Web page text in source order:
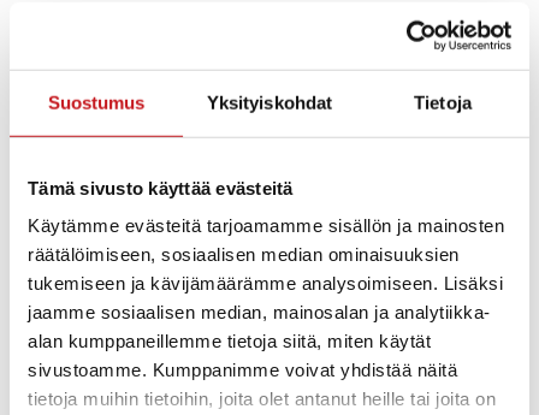
Suostumus Yksityiskohdat Tietoja
Tämä sivusto käyttää evästeitä
Käytämme evästeitä tarjoamamme sisällön ja mainosten
räätälöimiseen, sosiaalisen median ominaisuuksien
tukemiseen ja kävijämäärämme analysoimiseen. Lisäksi
jaamme sosiaalisen median, mainosalan ja analytiikka-
alan kumppaneillemme tietoja siitä, miten käytät
sivustoamme. Kumppanimme voivat yhdistää näitä
tietoja muihin tietoihin, joita olet antanut heille tai joita on
kotapaikka! Käpynäkodan avajaisia vietetään rennoissa
tunnelmissa pe 9.2.2024 klo 10–12! Kotaan viritetään
lämpimät tulet ja keitetään nokipannukahvit
lisukkeineen. Kahvin lomassa kuullaan mm.
jälkeen voi seurata alamäkiluisteluiden harjoituksia
Rautalammilla on erinomaiset puitteet
varhaiskasvatukseen: juuri valmistunut päiväkoti Silmu
(2022), erittäin hyvää työtä tekevä varhaiskasvatus ja
vuonna 2021 alkanut Metsäeskaritoiminta (luonto- ja
eräpainoitteista toimintaa). Ilmoitathan tulostasi
pekka.seppala@rautalampi.fi.